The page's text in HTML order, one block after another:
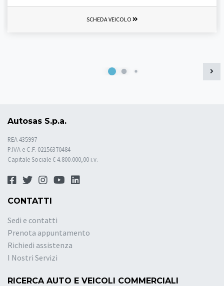
SCHEDA VEICOLO
Autosas S.p.a.
REA 435997
P.IVA e C.F. 02156370484
Capitale Sociale € 4.800.000,00 i.v.
CONTATTI
Sedi e contatti
Prenota appuntamento
Richiedi assistenza
I Nostri Servizi
RICERCA AUTO E VEICOLI COMMERCIALI